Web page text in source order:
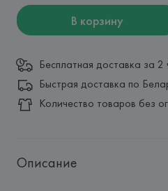
В корзину
Бесплатная доставка за
Быстрая доставка по
Количество товаров без
Описание